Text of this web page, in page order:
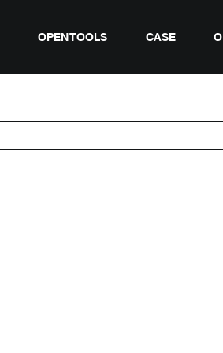
OPENTOOLS CASE